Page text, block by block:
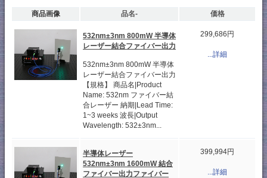
商品画像 品名- 価格
532nm±3nm 800mW 半導体
レーザー結合ファイバー出力
532nm±3nm 800mW 半導体
レーザー結合ファイバー出力
【規格】 商品名|Product
Name: 532nm ファイバー結
合レーザー 納期|Lead Time:
1~3 weeks 波長|Output
Wavelength: 532±3nm...
299,686円
...詳細
半導体レーザー
532nm±3nm 1600mW 結合
ファイバー出力ファイバー
399,994円
...詳細